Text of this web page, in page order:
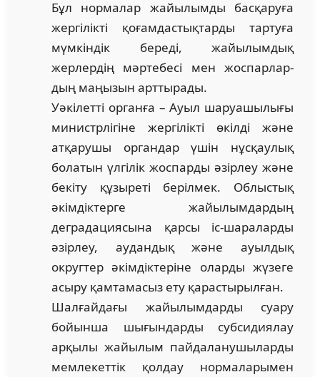
Бұл нормалар жайылымды басқаруға
жергілікті қоғамдастықтарды тарту­ға
мүмкіндік береді, жайылымдық
жерлердің мәртебесі мен жоспарлар­
дың маңызын арттырады.
Уәкілетті органға – Ауыл шаруашылығы
министрлігіне жергілікті өкілді және
атқарушы органдар үшін нұсқаулық
болатын үлгілік жоспарды әзірлеу және
бекіту құзыреті берілмек. Облыстық
әкімдіктерге жайылымдардың
деградациясына қарсы іс-шараларды
әзірлеу, аудандық және ауылдық
округтер әкімдіктеріне оларды жүзеге
асыру қамтамасыз ету қарастырылған.
Шалғайдағы жайылымдарды суару
бойынша шығындарды субсидиялау
арқылы жайылым пайдаланушыларды
мемлекеттік қолдау нормаларымен